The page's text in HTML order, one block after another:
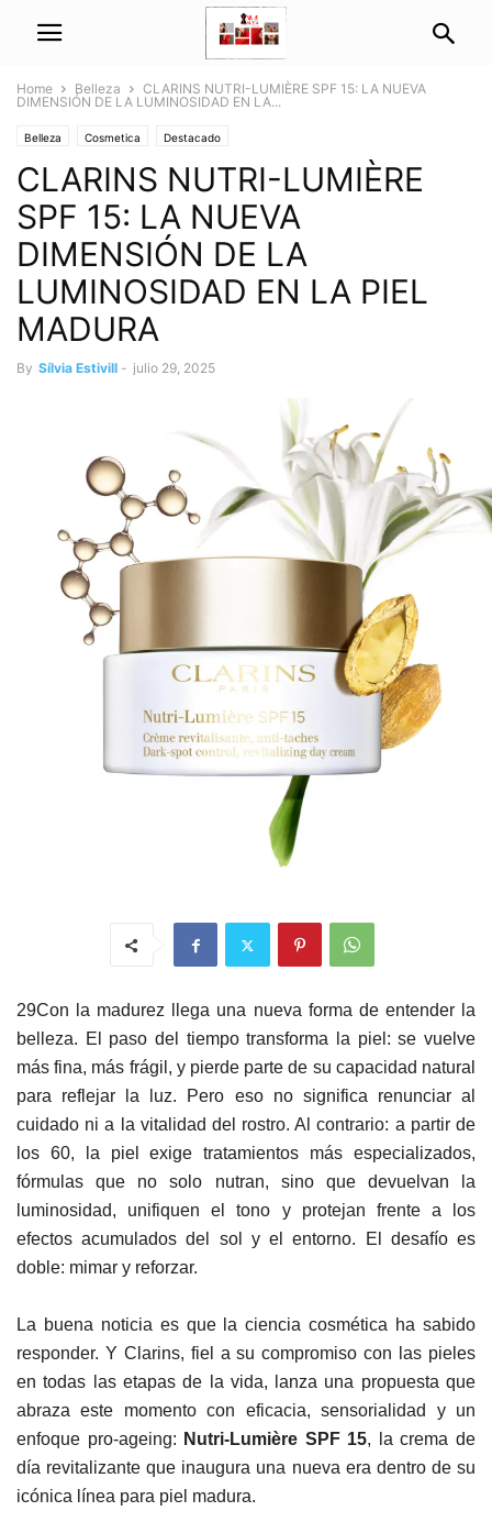
Home Belleza
CLARINS NUTRI-LUMIÈRE SPF 15: LA NUEVA
DIMENSIÓN DE LA LUMINOSIDAD EN LA...
Belleza Cosmetica Destacado
CLARINS NUTRI-LUMIÈRE
SPF 15: LA NUEVA
DIMENSIÓN DE LA
LUMINOSIDAD EN LA PIEL
MADURA
By Sílvia Estivill - julio 29, 2025
29Con la madurez llega una nueva forma de entender la
belleza. El paso del tiempo transforma la piel: se vuelve
más fina, más frágil, y pierde parte de su capacidad natural
para reflejar la luz. Pero eso no significa renunciar al
cuidado ni a la vitalidad del rostro. Al contrario: a partir de
los 60, la piel exige tratamientos más especializados,
fórmulas que no solo nutran, sino que devuelvan la
luminosidad, unifiquen el tono y protejan frente a los
efectos acumulados del sol y el entorno. El desafío es
doble: mimar y reforzar.
La buena noticia es que la ciencia cosmética ha sabido
responder. Y Clarins, fiel a su compromiso con las pieles
en todas las etapas de la vida, lanza una propuesta que
abraza este momento con eficacia, sensorialidad y un
enfoque pro-ageing: Nutri-Lumière SPF 15, la crema de
día revitalizante que inaugura una nueva era dentro de su
icónica línea para piel madura.